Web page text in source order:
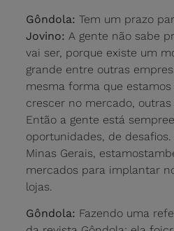
Gôndola: Tem um prazo
Jovino: A gente não sabe
vai ser, porque existe um
grande entre outras
mesma forma que
crescer no mercado,
Então a gente está
oportunidades, de
Minas Gerais,
mercados para implantar
lojas.
Gôndola: Fazendo uma